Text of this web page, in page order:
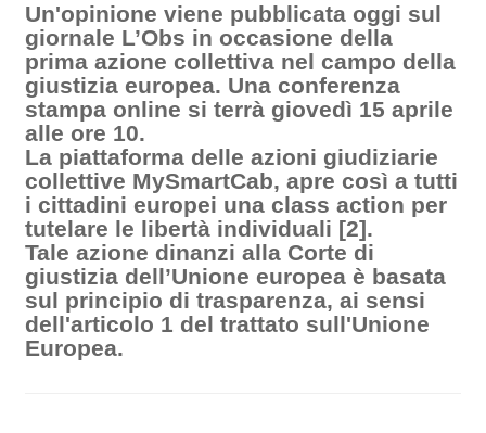
Un'opinione viene pubblicata oggi sul
giornale L’Obs in occasione della
prima azione collettiva nel campo della
giustizia europea. Una conferenza
stampa online si terrà giovedì 15 aprile
alle ore 10.
La piattaforma delle azioni giudiziarie
collettive MySmartCab, apre così a tutti
i cittadini europei una class action per
tutelare le libertà individuali [2].
Tale azione dinanzi alla Corte di
giustizia dell’Unione europea è basata
sul principio di trasparenza, ai sensi
dell'articolo 1 del trattato sull'Unione
Europea.